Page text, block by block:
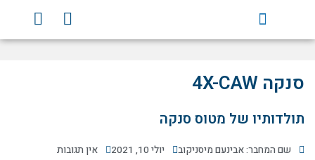
F
a
c
Y
o
u
סנקה 4X-CAW
תולדותיו של מטוס סנקה
שם המחבר: אבינעם מיסניקוב יולי 10, 2021 אין תגובות